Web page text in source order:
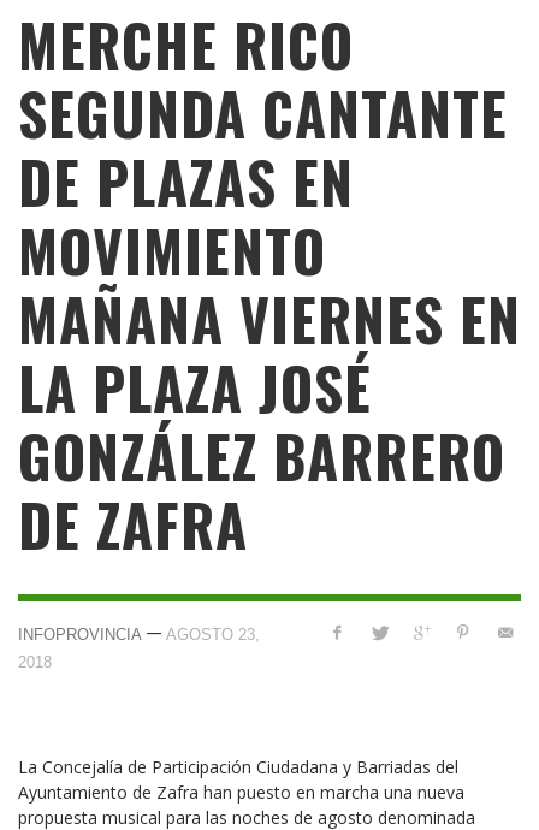
MERCHE RICO
SEGUNDA CANTANTE
DE PLAZAS EN
MOVIMIENTO
MAÑANA VIERNES EN
LA PLAZA JOSÉ
GONZÁLEZ BARRERO
DE ZAFRA
INFOPROVINCIA — AGOSTO 23,
2018
La Concejalía de Participación Ciudadana y Barriadas del
Ayuntamiento de Zafra han puesto en marcha una nueva
propuesta musical para las noches de agosto denominada